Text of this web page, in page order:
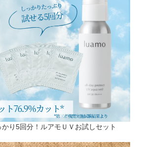
かり5回分！ルアモＵＶお試しセット